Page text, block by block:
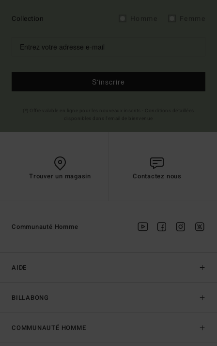
Collection
S'inscrire
Trouver un magasin Contactez nous
AIDE
BILLABONG
Communauté Homme
COMMUNAUTÉ HOMME